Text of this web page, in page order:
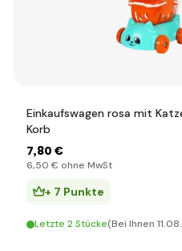
Einkaufswagen rosa mit
Korb
7,80 €
6,50 € ohne MwSt
+ 7 Punkte
Letzte 2 Stücke(Bei Ihnen